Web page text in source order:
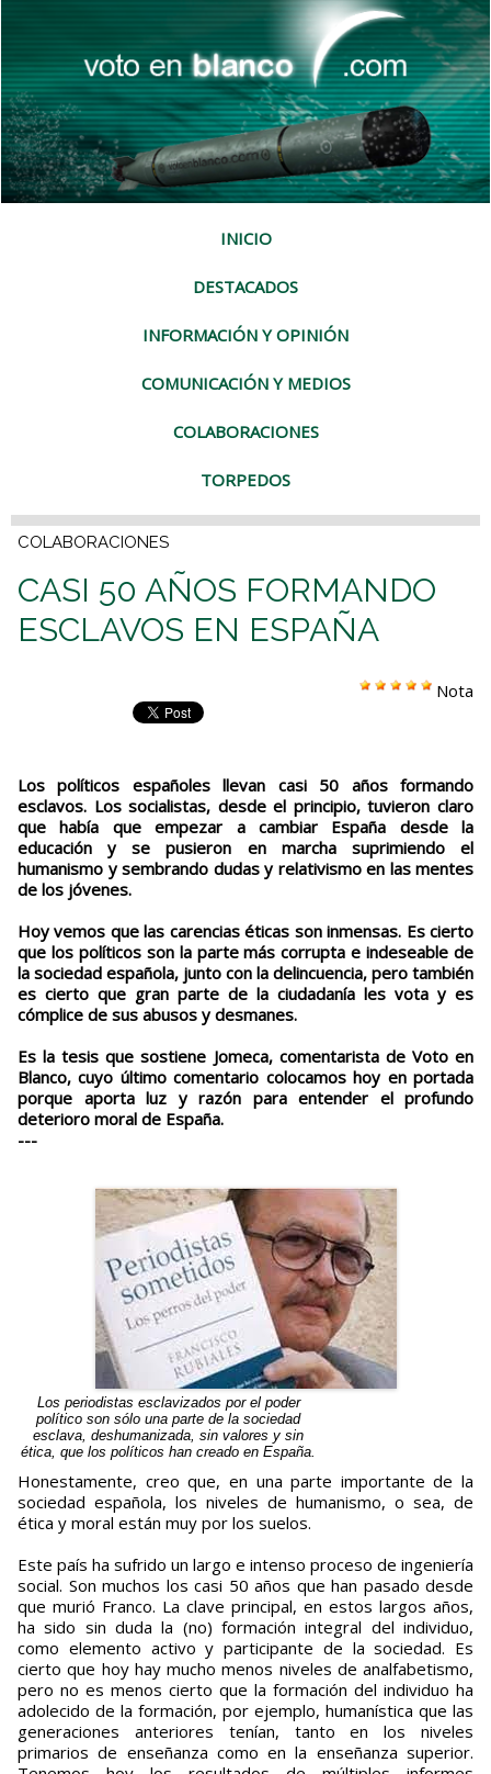
INICIO
DESTACADOS
INFORMACIÓN Y OPINIÓN
COMUNICACIÓN Y MEDIOS
COLABORACIONES
TORPEDOS
COLABORACIONES
CASI 50 AÑOS FORMANDO
ESCLAVOS EN ESPAÑA
Nota
Los políticos españoles llevan casi 50 años formando
esclavos. Los socialistas, desde el principio, tuvieron claro
que había que empezar a cambiar España desde la
educación y se pusieron en marcha suprimiendo el
humanismo y sembrando dudas y relativismo en las mentes
de los jóvenes.
Hoy vemos que las carencias éticas son inmensas. Es cierto
que los políticos son la parte más corrupta e indeseable de
la sociedad española, junto con la delincuencia, pero también
es cierto que gran parte de la ciudadanía les vota y es
cómplice de sus abusos y desmanes.
Es la tesis que sostiene Jomeca, comentarista de Voto en
Blanco, cuyo último comentario colocamos hoy en portada
porque aporta luz y razón para entender el profundo
deterioro moral de España.
---
Los periodistas esclavizados por el poder
político son sólo una parte de la sociedad
esclava, deshumanizada, sin valores y sin
ética, que los políticos han creado en España.
Honestamente, creo que, en una parte importante de la
sociedad española, los niveles de humanismo, o sea, de
ética y moral están muy por los suelos.
Este país ha sufrido un largo e intenso proceso de ingeniería
social. Son muchos los casi 50 años que han pasado desde
que murió Franco. La clave principal, en estos largos años,
ha sido sin duda la (no) formación integral del individuo,
como elemento activo y participante de la sociedad. Es
cierto que hoy hay mucho menos niveles de analfabetismo,
pero no es menos cierto que la formación del individuo ha
adolecido de la formación, por ejemplo, humanística que las
generaciones anteriores tenían, tanto en los niveles
primarios de enseñanza como en la enseñanza superior.